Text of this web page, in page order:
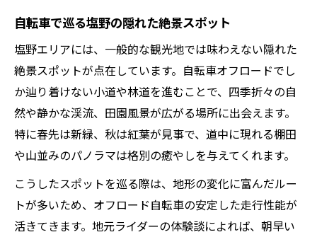
自転車で巡る塩野の隠れた絶景スポット
塩野エリアには、一般的な観光地では味わえない隠れた
絶景スポットが点在しています。自転車オフロードでし
か辿り着けない小道や林道を進むことで、四季折々の自
然や静かな渓流、田園風景が広がる場所に出会えます。
特に春先は新緑、秋は紅葉が見事で、道中に現れる棚田
や山並みのパノラマは格別の癒やしを与えてくれます。
こうしたスポットを巡る際は、地形の変化に富んだルー
トが多いため、オフロード自転車の安定した走行性能が
活きてきます。地元ライダーの体験談によれば、朝早い